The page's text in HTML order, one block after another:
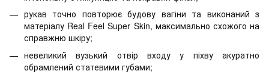
рукав точно повторює будову вагіни та виконаний з
матеріалу Real Feel Super Skin, максимально схожого на
справжню шкіру;
невеликий вузький отвір входу у піхву акуратно
обрамлений статевими губами;